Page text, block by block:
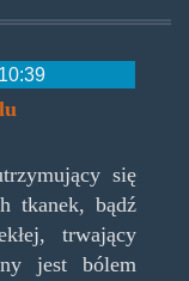
się
tkanek, bądź
trwający
jest bólem